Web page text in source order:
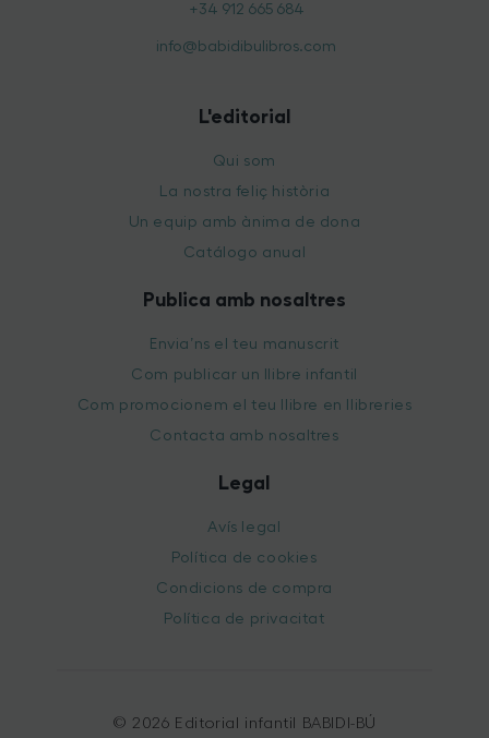
+34 912 665 684
info@babidibulibros.com
L'editorial
Qui som
La nostra feliç història
Un equip amb ànima de dona
Catálogo anual
Publica amb nosaltres
Envia’ns el teu manuscrit
Com publicar un llibre infantil
Com promocionem el teu llibre en llibreries
Contacta amb nosaltres
Legal
Avís legal
Política de cookies
Condicions de compra
Política de privacitat
© 2026 Editorial infantil BABIDI-BÚ